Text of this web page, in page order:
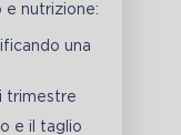
e nutrizione:
una
trimestre
e il taglio